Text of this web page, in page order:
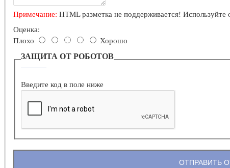
Примечание: HTML разметка не поддерживается! Используйте
Оценка:
Плохо
Хорошо
ЗАЩИТА ОТ РОБОТОВ
Введите код в поле ниже
ОТПРАВИТЬ